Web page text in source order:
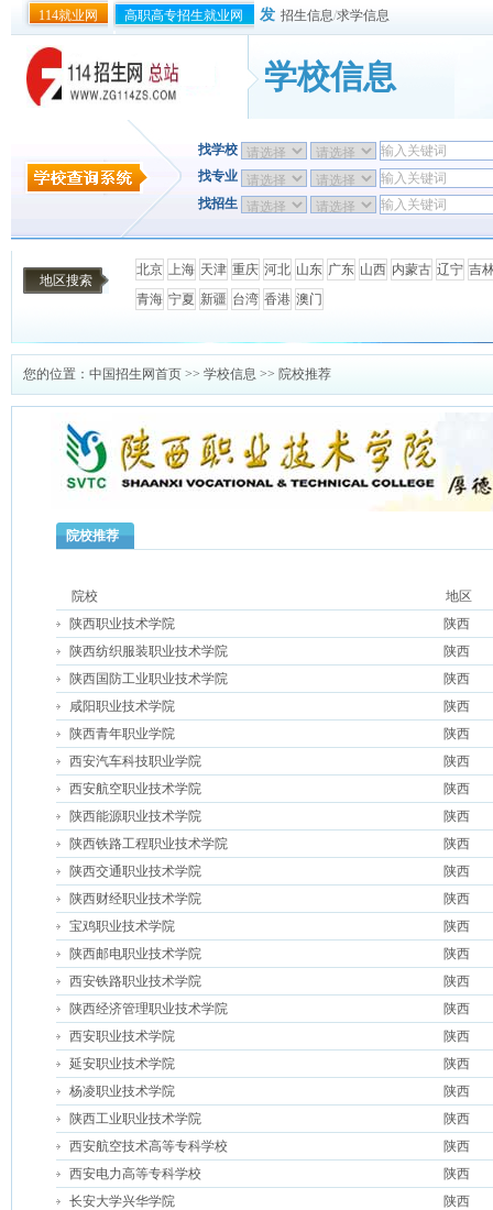
114就业网 高职高专招生就业网 发 招生信息/求学信息
学校信息
找学校
找专业
找招生
地区搜索
北京 上海 天津 重庆 河北 山东 广东 山西 内蒙古 辽宁 吉
青海 宁夏 新疆 台湾 香港 澳门
您的位置： 中国招生网首页 >> 学校信息 >> 院校推荐
院校推荐
院校
地区
陕西职业技术学院
陕西
陕西纺织服装职业技术学院
陕西
陕西国防工业职业技术学院
陕西
咸阳职业技术学院
陕西
陕西青年职业学院
陕西
西安汽车科技职业学院
陕西
西安航空职业技术学院
陕西
陕西能源职业技术学院
陕西
陕西铁路工程职业技术学院
陕西
陕西交通职业技术学院
陕西
陕西财经职业技术学院
陕西
宝鸡职业技术学院
陕西
陕西邮电职业技术学院
陕西
西安铁路职业技术学院
陕西
陕西经济管理职业技术学院
陕西
西安职业技术学院
陕西
延安职业技术学院
陕西
杨凌职业技术学院
陕西
陕西工业职业技术学院
陕西
西安航空技术高等专科学校
陕西
西安电力高等专科学校
陕西
长安大学兴华学院
陕西